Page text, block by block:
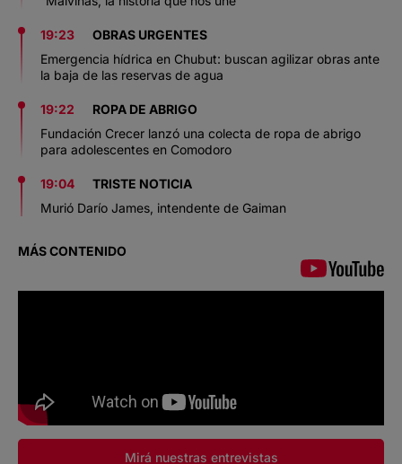
19:23
OBRAS URGENTES
Emergencia hídrica en Chubut: buscan agilizar obras ante
la baja de las reservas de agua
19:22
ROPA DE ABRIGO
Fundación Crecer lanzó una colecta de ropa de abrigo
para adolescentes en Comodoro
19:04
TRISTE NOTICIA
Murió Darío James, intendente de Gaiman
MÁS CONTENIDO
Mirá nuestras entrevistas